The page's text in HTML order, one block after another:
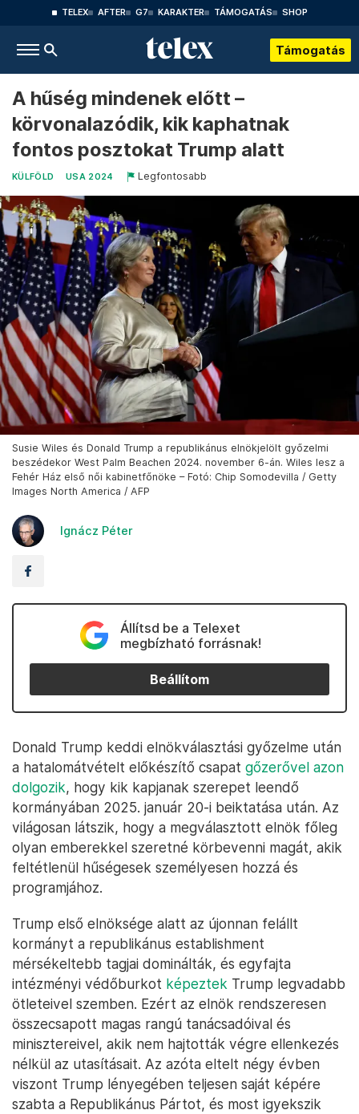
TELEX AFTER G7 KARAKTER TÁMOGATÁS SHOP
Támogatás
A hűség mindenek előtt –
körvonalazódik, kik kaphatnak
fontos posztokat Trump alatt
KÜLFÖLD USA 2024 Legfontosabb
Susie Wiles és Donald Trump a republikánus elnökjelölt győzelmi
beszédekor West Palm Beachen 2024. november 6-án. Wiles lesz a
Fehér Ház első női kabinetfőnöke – Fotó: Chip Somodevilla / Getty
Images North America / AFP
Ignácz Péter
Állítsd be a Telexet
megbízható forrásnak!
Beállítom
Donald Trump keddi elnökválasztási győzelme után
a hatalomátvételt előkészítő csapat gőzerővel azon
dolgozik, hogy kik kapjanak szerepet leendő
kormányában 2025. január 20-i beiktatása után. Az
világosan látszik, hogy a megválasztott elnök főleg
olyan emberekkel szeretné körbevenni magát, akik
feltétlenül hűségesek személyesen hozzá és
programjához.
Trump első elnöksége alatt az újonnan felállt
kormányt a republikánus establishment
mérsékeltebb tagjai dominálták, és egyfajta
intézményi védőburkot képeztek Trump legvadabb
ötleteivel szemben. Ezért az elnök rendszeresen
összecsapott magas rangú tanácsadóival és
minisztereivel, akik nem hajtották végre ellenkezés
nélkül az utasításait. Az azóta eltelt négy évben
viszont Trump lényegében teljesen saját képére
szabta a Republikánus Pártot, és most igyekszik